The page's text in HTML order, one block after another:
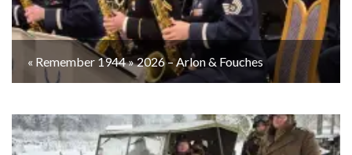
« Remember 1944 » 2026 – Arlon & Fouches